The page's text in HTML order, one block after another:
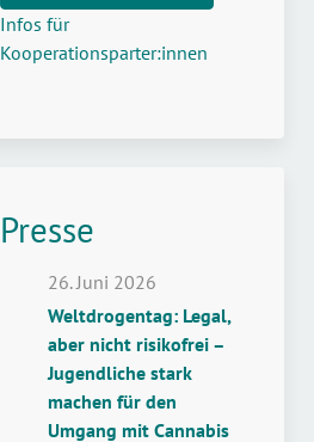
Infos für
Kooperationsparter:innen
Presse
Weltdrogentag: Legal,
aber nicht risikofrei –
Jugendliche stark
machen für den
Umgang mit Cannabis
26. Juni 2026